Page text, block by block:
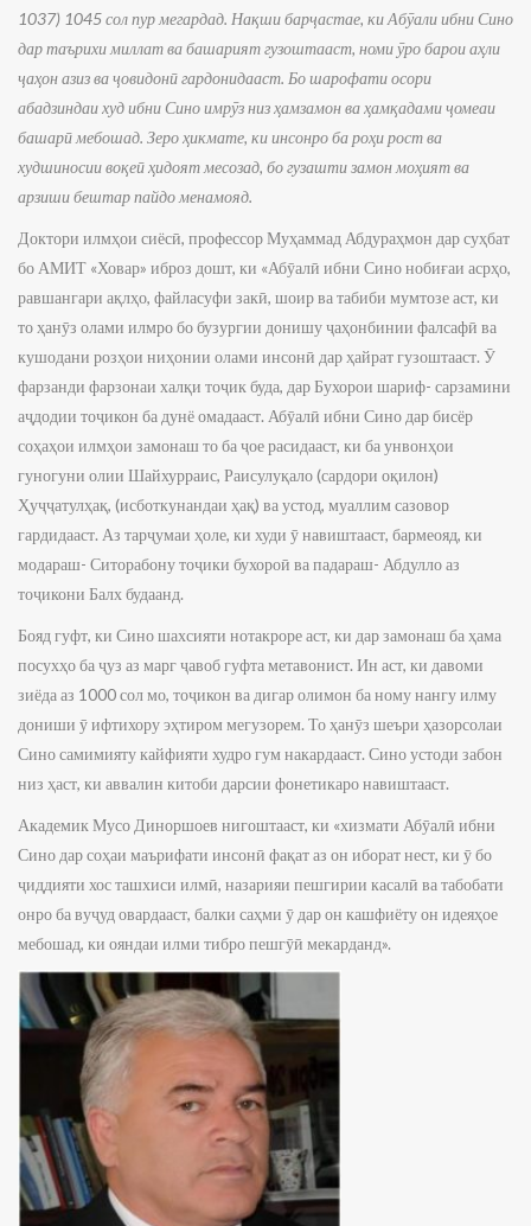
1037) 1045 сол пур мегардад. Нақши барҷастае, ки Абӯали ибни Сино
дар таърихи миллат ва башарият гузоштааст, номи ӯро барои аҳли
ҷаҳон азиз ва ҷовидонӣ гардонидааст. Бо шарофати осори
абадзиндаи худ ибни Сино имрӯз низ ҳамзамон ва ҳамқадами ҷомеаи
башарӣ мебошад. Зеро ҳикмате, ки инсонро ба роҳи рост ва
худшиносии воқеӣ ҳидоят месозад, бо гузашти замон моҳият ва
арзиши бештар пайдо менамояд.
Доктори илмҳои сиёсӣ, профессор Муҳаммад Абдураҳмон дар суҳбат
бо АМИТ «Ховар» иброз дошт, ки «Абӯалӣ ибни Сино нобиғаи асрҳо,
равшангари ақлҳо, файласуфи закӣ, шоир ва табиби мумтозе аст, ки
то ҳанӯз олами илмро бо бузургии донишу ҷаҳонбинии фалсафӣ ва
кушодани розҳои ниҳонии олами инсонӣ дар ҳайрат гузоштааст. Ӯ
фарзанди фарзонаи халқи тоҷик буда, дар Бухорои шариф- сарзамини
аҷдодии тоҷикон ба дунё омадааст. Абӯалӣ ибни Сино дар бисёр
соҳаҳои илмҳои замонаш то ба ҷое расидааст, ки ба унвонҳои
гуногуни олии Шайхурраис, Раисулуқало (сардори оқилон)
Ҳуҷҷатулҳақ, (исботкунандаи ҳақ) ва устод, муаллим сазовор
гардидааст. Аз тарҷумаи ҳоле, ки худи ӯ навиштааст, бармеояд, ки
модараш- Ситорабону тоҷики бухороӣ ва падараш- Абдулло аз
тоҷикони Балх будаанд.
Бояд гуфт, ки Сино шахсияти нотакроре аст, ки дар замонаш ба ҳама
посухҳо ба ҷуз аз марг ҷавоб гуфта метавонист. Ин аст, ки давоми
зиёда аз 1000 сол мо, тоҷикон ва дигар олимон ба ному нангу илму
дониши ӯ ифтихору эҳтиром мегузорем. То ҳанӯз шеъри ҳазорсолаи
Сино самимияту кайфияти худро гум накардааст. Сино устоди забон
низ ҳаст, ки аввалин китоби дарсии фонетикаро навиштааст.
Академик Мусо Диноршоев нигоштааст, ки «хизмати Абӯалӣ ибни
Сино дар соҳаи маърифати инсонӣ фақат аз он иборат нест, ки ӯ бо
ҷиддияти хос ташхиси илмӣ, назарияи пешгирии касалӣ ва табобати
онро ба вуҷуд овардааст, балки саҳми ӯ дар он кашфиёту он идеяҳое
мебошад, ки ояндаи илми тибро пешгӯӣ мекарданд».